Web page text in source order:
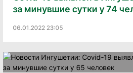
за минувшие сутки у 74
06.01.2022 23:05